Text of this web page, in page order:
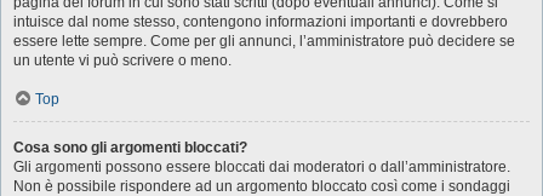
intuisce dal nome stesso, contengono informazioni importanti e dovrebbero
essere lette sempre. Come per gli annunci, l’amministratore può decidere se
un utente vi può scrivere o meno.
Top
Cosa sono gli argomenti bloccati?
Gli argomenti possono essere bloccati dai moderatori o dall’amministratore.
Non è possibile rispondere ad un argomento bloccato così come i sondaggi